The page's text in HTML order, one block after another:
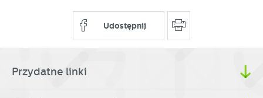
Udostępnij
Przydatne linki
społecznościowych.